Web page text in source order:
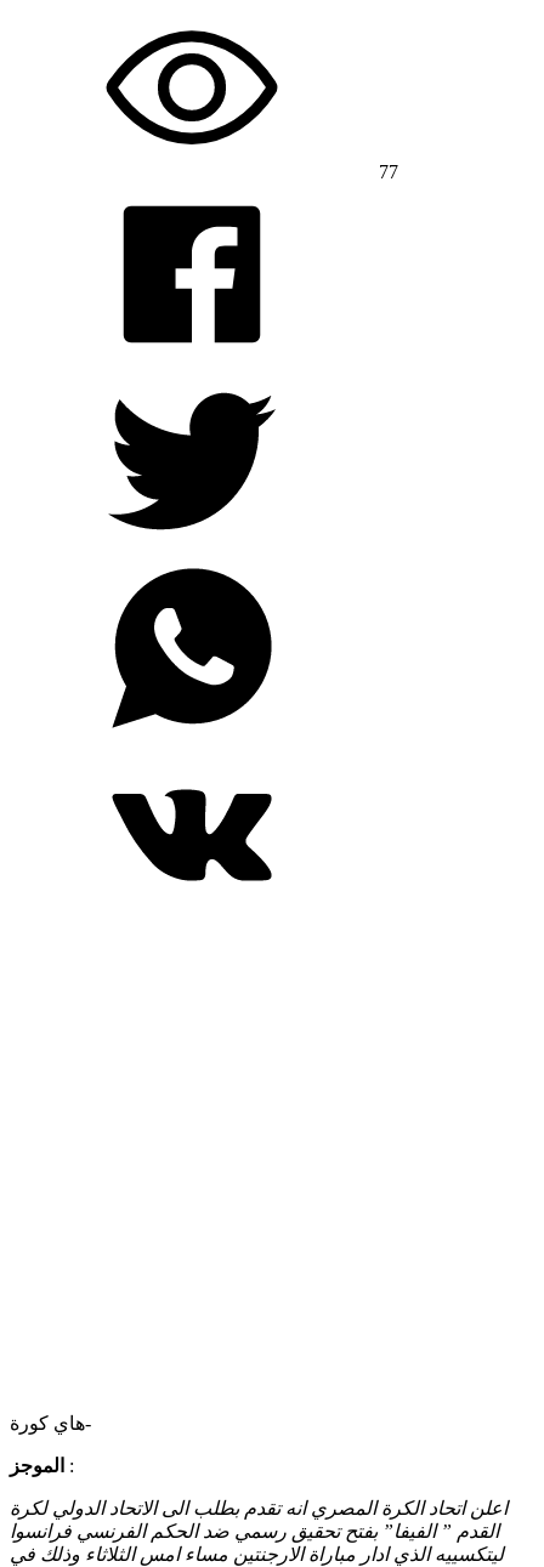
77
هاي كورة-
:
اعلن اتحاد الكرة المصري انه تقدم بطلب الى الاتحاد الدولي لكرة
القدم ” الفيفا” بفتح تحقيق رسمي ضد الحكم الفرنسي فرانسوا
ليتكسييه الذي ادار مباراة الارجنتين مساء امس الثلاثاء وذلك في